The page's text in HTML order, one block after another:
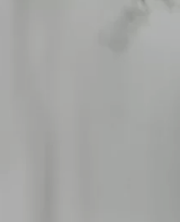
2026/05/25から5/30のラ